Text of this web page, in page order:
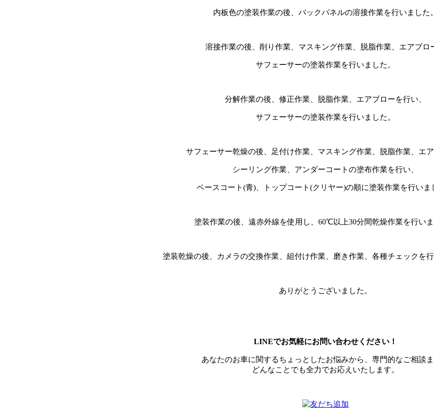
内板色の塗装作業の後、バックパネルの溶接作業を行いました。
溶接作業の後、削り作業、マスキング作業、脱脂作業、エアブロ
サフェーサーの塗装作業を行いました。
分解作業の後、修正作業、脱脂作業、エアブローを行い、
サフェーサーの塗装作業を行いました。
サフェーサー乾燥の後、足付け作業、マスキング作業、脱脂作業、エア
シーリング作業、アンダーコートの塗布作業を行い、
ベースコート(青)、トップコート(クリヤー)の順に塗装作業を行いま
塗装作業の後、遠赤外線を使用し、60℃以上30分間乾燥作業を行いま
塗装乾燥の後、カメラの交換作業、組付け作業、磨き作業、各種チェックを行
ありがとうございました。
LINEでお気軽にお問い合わせください！
あなたのお車に関するちょっとしたお悩みから、専門的なご相談ま
どんなことでも全力でお応えいたします。